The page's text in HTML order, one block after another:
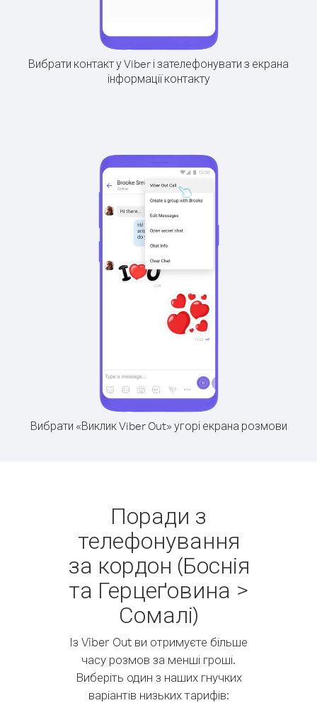
Вибрати контакт у Viber і зателефонувати з екрана
інформації контакту
Вибрати «Виклик Viber Out» угорі екрана розмови
Поради з
телефонування
за кордон (Боснія
та Герцеґовина >
Сомалі)
Із Viber Out ви отримуєте більше
часу розмов за менші гроші.
Виберіть один з наших гнучких
варіантів низьких тарифів: